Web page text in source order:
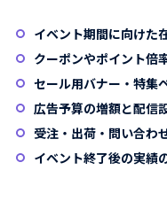
イベント期間に向けた
クーポンやポイント倍
セール用バナー・特集
広告予算の増額と配信
受注・出荷・問い合わ
イベント終了後の実績